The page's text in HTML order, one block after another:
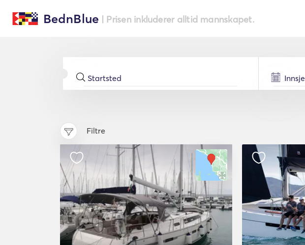
BednBlue | Prisen inkluderer alltid mannskapet.
Filtre